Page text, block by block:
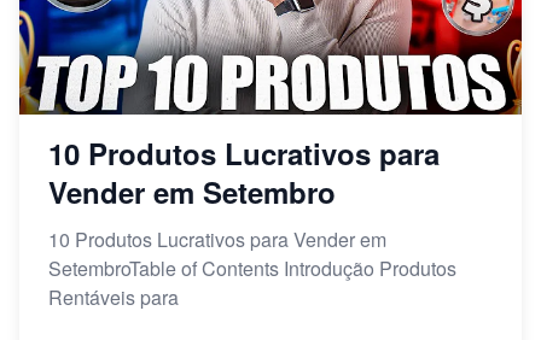
10 Produtos Lucrativos para
Vender em Setembro
10 Produtos Lucrativos para Vender em
SetembroTable of Contents Introdução Produtos
Rentáveis para